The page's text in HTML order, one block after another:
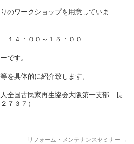
のワークショップを用意していま
１４：００～１５：００
です。
を具体的に紹介致します。
全国古民家再生協会大阪第一支部 長
７３７）
リフォーム・メンテナンスセミナー →